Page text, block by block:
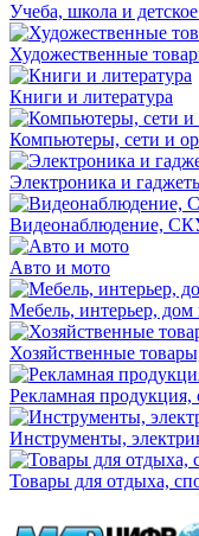
Учеба, школа и
Художественные
Книги и литература
Компьютеры, сети и
Электроника и
Видеонаблюдение,
Авто и мото
Мебель, интерьер, дом
Хозяйственные
Рекламная
Инструменты,
Товары для отдыха,